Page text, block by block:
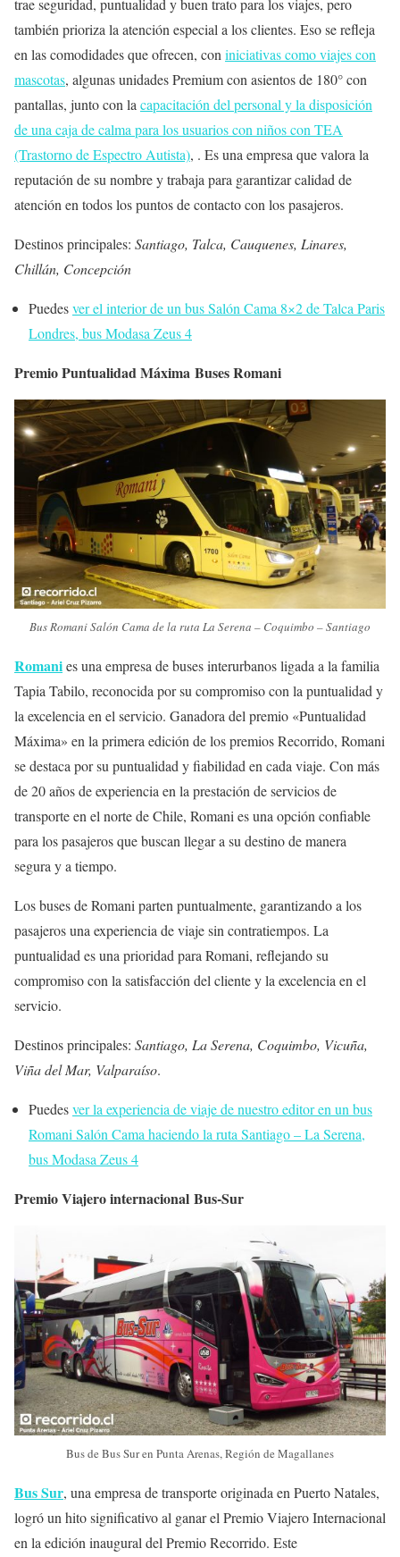
también prioriza la atención especial a los clientes. Eso se refleja
en las comodidades que ofrecen, con iniciativas como viajes con
mascotas, algunas unidades Premium con asientos de 180° con
pantallas, junto con la capacitación del personal y la disposición
de una caja de calma para los usuarios con niños con TEA
(Trastorno de Espectro Autista), . Es una empresa que valora la
reputación de su nombre y trabaja para garantizar calidad de
atención en todos los puntos de contacto con los pasajeros.
Destinos principales: Santiago, Talca, Cauquenes, Linares,
Chillán, Concepción
Puedesver el interior de un bus Salón Cama 8×2 de Talca Paris
Londres, bus Modasa Zeus 4
Premio Puntualidad Máxima Buses Romani
Bus Romani Salón Cama de la ruta La Serena – Coquimbo – Santiago
Romanies una empresa de buses interurbanos ligada a la familia
Tapia Tabilo, reconocida por su compromiso con la puntualidad y
la excelencia en el servicio. Ganadora del premio «Puntualidad
Máxima» en la primera edición de los premios Recorrido, Romani
se destaca por su puntualidad y fiabilidad en cada viaje. Con más
de 20 años de experiencia en la prestación de servicios de
transporte en el norte de Chile, Romani es una opción confiable
para los pasajeros que buscan llegar a su destino de manera
segura y a tiempo.
Los buses de Romani parten puntualmente, garantizando a los
pasajeros una experiencia de viaje sin contratiempos. La
puntualidad es una prioridad para Romani, reflejando su
compromiso con la satisfacción del cliente y la excelencia en el
servicio.
Destinos principales: Santiago, La Serena, Coquimbo, Vicuña,
Viña del Mar, Valparaíso.
Puedesver la experiencia de viaje de nuestro editor en un bus
Romani Salón Cama haciendo la ruta Santiago – La Serena,
bus Modasa Zeus 4
Premio Viajero internacional Bus-Sur
Bus de Bus Sur en Punta Arenas, Región de Magallanes
Bus Sur, una empresa de transporte originada en Puerto Natales,
logró un hito significativo al ganar el Premio Viajero Internacional
en la edición inaugural del Premio Recorrido. Este